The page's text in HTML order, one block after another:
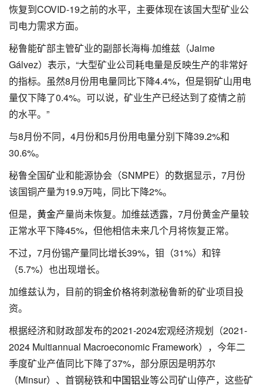
恢复到COVID-19之前的水平，主要体现在该国大型矿业公
司电力需求方面。
秘鲁能矿部主管矿业的副部长海梅·加维兹（Jaime
Gálvez）表示，“大型矿业公司耗电量是反映生产的非常好
的指标。虽然8月份用电量同比下降4.4%，但是铜矿山用电
量仅下降了0.4%。可以说，矿业生产已经达到了疫情之前
的水平。”
与8月份不同，4月份和5月份用电量分别下降39.2%和
30.6%。
秘鲁全国矿业和能源协会（SNMPE）的数据显示，7月份
该国铜产量为19.9万吨，同比下降2%。
但是， 黄金产量尚未恢复。加维兹透露，7月份黄金产量较
正常水平下降45%，但他相信未来几个月将恢复正常。
不过，7月份锡产量同比增长39%，钼（31%）和锌
（5.7%）也出现增长。
加维兹认为，目前的铜金价格将刺激秘鲁新的矿业项目投
资。
根据经济和财政部发布的2021-2024宏观经济规划（2021-
2024 Multiannual Macroeconomic Framework），今年二
季度矿业产值同比下降了37%，部分原因是明苏尔
（Minsur）、首钢秘铁和中国铝业等公司矿山停产，这些矿